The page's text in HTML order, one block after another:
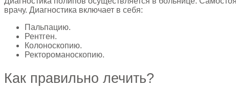
врачу. Диагностика включает в себя:
Пальпацию.
Рентген.
Колоноскопию.
Ректороманоскопию.
Как правильно лечить?